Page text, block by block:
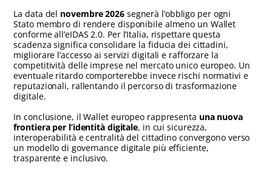
La data del novembre 2026segnerà l’obbligo per ogni
Stato membro di rendere disponibile almeno un Wallet
conforme all’eIDAS 2.0. Per l’Italia, rispettare questa
scadenza significa consolidare la fiducia dei cittadini,
migliorare l’accesso ai servizi digitali e rafforzare la
competitività delle imprese nel mercato unico europeo. Un
eventuale ritardo comporterebbe invece rischi normativi e
reputazionali, rallentando il percorso di trasformazione
digitale.
In conclusione, il Wallet europeo rappresenta una nuova
frontiera per l’identità digitale, in cui sicurezza,
interoperabilità e centralità del cittadino convergono verso
un modello di governance digitale più efficiente,
trasparente e inclusivo.